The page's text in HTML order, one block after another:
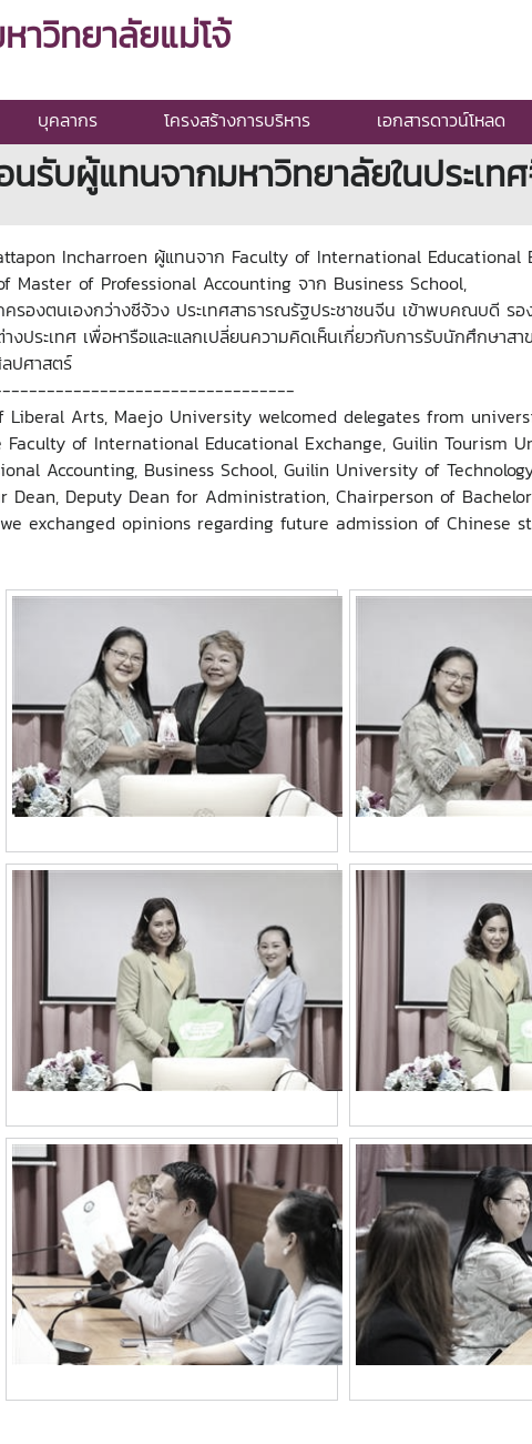
วิทยาลัยแม่โจ้
บุคลากร โครงสร้างการบริหาร เอกสารดาวน์โหลด
รับผู้แทนจากมหาวิทยาลัยในประเท
Incharroen ผู้แทนจาก Faculty of International
Master of Professional Accounting จาก Business School,
รองตนเองกว่างซีจ้วง ประเทศสาธารณรัฐประชาชนจีน เข้าพบคณบดี
ประเทศ เพื่อหารือและแลกเปลี่ยนความคิดเห็นเกี่ยวกับการรับนักศึกษาสา
ปศาสตร์
Liberal Arts, Maejo University welcomed delegates from
of International Educational Exchange, Guilin Tourism
Accounting, Business School, Guilin University of
Deputy Dean for Administration, Chairperson of
exchanged opinions regarding future admission of Chinese